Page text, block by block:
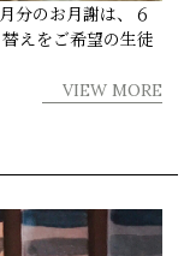
分のお月謝は、６
えをご希望の生徒
VIEW MORE